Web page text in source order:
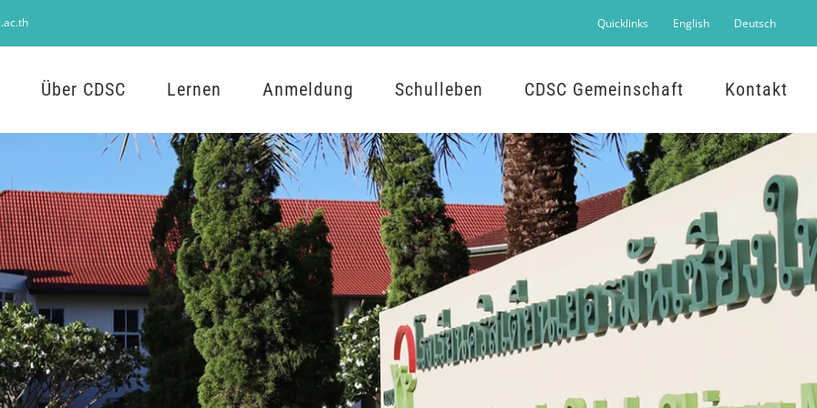
Quicklinks English Deutsch
Über CDSC Lernen Anmeldung Schulleben CDSC Gemeinschaft Kontakt